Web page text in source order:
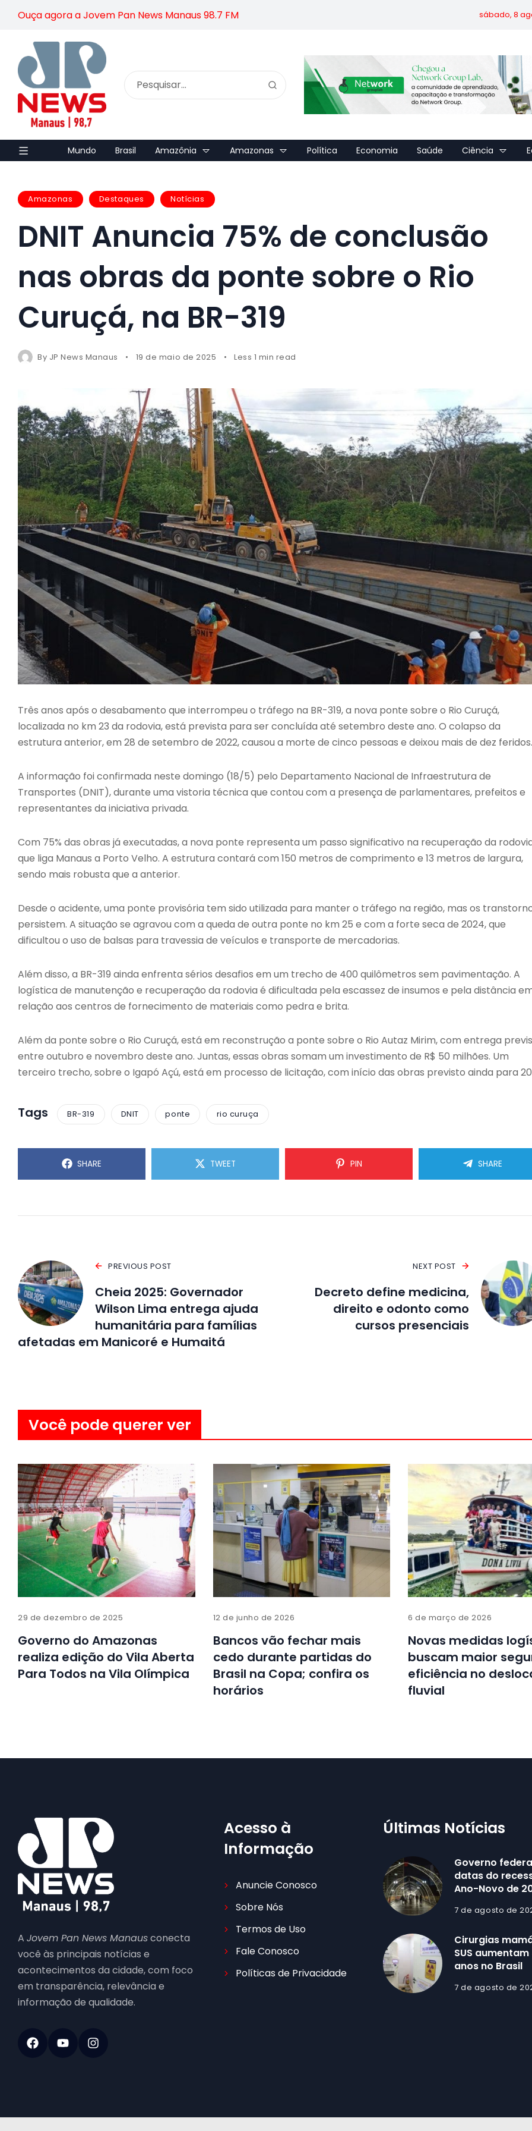
Ouça agora a Jovem Pan News Manaus 98.7 FM sábado, 8
Mundo Brasil Amazônia Amazonas Política Economia Saúde Ciência
Amazonas Destaques Notícias
DNIT Anuncia 75% de conclusão
nas obras da ponte sobre o Rio
Curuçá, na BR-319
By JP News Manaus 19 de maio de 2025 Less 1 min read
Três anos após o desabamento que interrompeu o tráfego na BR-319, a nova ponte sobre o Rio Curuçá,
localizada no km 23 da rodovia, está prevista para ser concluída até setembro deste ano. O colapso da
estrutura anterior, em 28 de setembro de 2022, causou a morte de cinco pessoas e deixou mais de dez feridos.
A informação foi confirmada neste domingo (18/5) pelo Departamento Nacional de Infraestrutura de
Transportes (DNIT), durante uma vistoria técnica que contou com a presença de parlamentares, prefeitos e
representantes da iniciativa privada.
Com 75% das obras já executadas, a nova ponte representa um passo significativo na recuperação da
que liga Manaus a Porto Velho. A estrutura contará com 150 metros de comprimento e 13 metros de largura,
sendo mais robusta que a anterior.
Desde o acidente, uma ponte provisória tem sido utilizada para manter o tráfego na região, mas os
persistem. A situação se agravou com a queda de outra ponte no km 25 e com a forte seca de 2024, que
dificultou o uso de balsas para travessia de veículos e transporte de mercadorias.
Além disso, a BR-319 ainda enfrenta sérios desafios em um trecho de 400 quilômetros sem pavimentação. A
logística de manutenção e recuperação da rodovia é dificultada pela escassez de insumos e pela distância
relação aos centros de fornecimento de materiais como pedra e brita.
Além da ponte sobre o Rio Curuçá, está em reconstrução a ponte sobre o Rio Autaz Mirim, com entrega
entre outubro e novembro deste ano. Juntas, essas obras somam um investimento de R$ 50 milhões. Um
terceiro trecho, sobre o Igapó Açú, está em processo de licitação, com início das obras previsto ainda para
Tags BR-319 DNIT ponte rio curuça
SHARE TWEET PIN SHARE
PREVIOUS POST
Cheia 2025: Governador
Wilson Lima entrega ajuda
humanitária para famílias
afetadas em Manicoré e Humaitá
NEXT POST
Decreto define medicina,
direito e odonto como
cursos presenciais
Você pode querer ver
29 de dezembro de 2025
Governo do Amazonas
realiza edição do Vila Aberta
Para Todos na Vila Olímpica
12 de junho de 2026
Bancos vão fechar mais
cedo durante partidas do
Brasil na Copa; confira os
horários
6 de março de 2026
Novas medidas
buscam maior
eficiência no
fluvial
A Jovem Pan News Manausconecta
você às principais notícias e
acontecimentos da cidade, com foco
em transparência, relevância e
informação de qualidade.
Acesso à
Informação
Anuncie Conosco
Sobre Nós
Termos de Uso
Fale Conosco
Políticas de Privacidade
Últimas Notícias
Governo
datas do
Ano-Novo de
7 de agosto de
Cirurgias
SUS
anos no Brasil
7 de agosto de